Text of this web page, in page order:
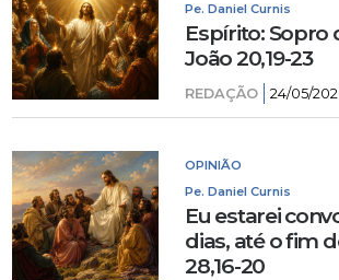
Pe. Daniel Curnis
Espírito: Sopro
João 20,19-23
REDAÇÃO 24/05/
OPINIÃO
Pe. Daniel Curnis
Eu estarei
dias, até o fim
28,16-20